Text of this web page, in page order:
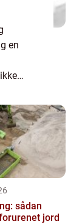
en
også
sådan
jord